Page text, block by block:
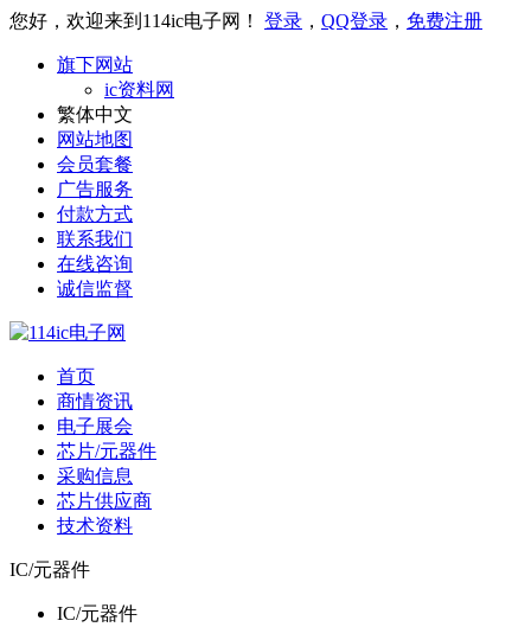
您好，欢迎来到114ic电子网！ 登录 ， QQ登录 ， 免费注册
旗下网站
ic资料网
繁体中文
网站地图
会员套餐
广告服务
付款方式
联系我们
在线咨询
诚信监督
首页
商情资讯
电子展会
芯片/元器件
采购信息
芯片供应商
技术资料
IC/元器件
IC/元器件